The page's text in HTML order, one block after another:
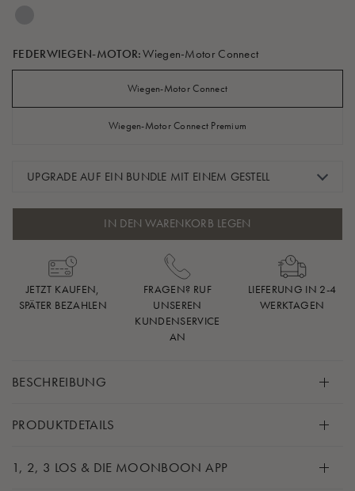
FEDERWIEGEN-MOTOR:Wiegen-Motor Connect
Wiegen-Motor Connect
Wiegen-Motor Connect Premium
UPGRADE AUF EIN BUNDLE MIT EINEM GESTELL
IN DEN WARENKORB LEGEN
JETZT KAUFEN,
SPÄTER BEZAHLEN
FRAGEN? RUF
UNSEREN
KUNDENSERVICE
AN
LIEFERUNG IN 2-4
WERKTAGEN
BESCHREIBUNG
nötigen Schlaf zu bekommen, kann sich das Elterndasein
mit der Wiege ist die helfende Hand, die dir und deinem
PRODUKTDETAILS
Wiege
1, 2, 3 LOS & DIE MOONBOON APP